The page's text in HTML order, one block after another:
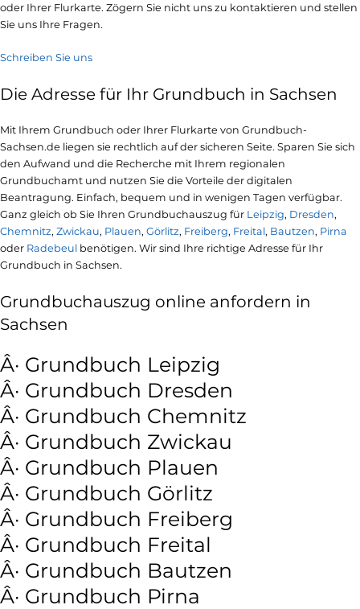
oder Ihrer Flurkarte. Zögern Sie nicht uns zu kontaktieren und stellen
Sie uns Ihre Fragen.
Schreiben Sie uns
Die Adresse für Ihr Grundbuch in Sachsen
Mit Ihrem Grundbuch oder Ihrer Flurkarte von Grundbuch-
Sachsen.de liegen sie rechtlich auf der sicheren Seite. Sparen Sie sich
den Aufwand und die Recherche mit Ihrem regionalen
Grundbuchamt und nutzen Sie die Vorteile der digitalen
Beantragung. Einfach, bequem und in wenigen Tagen verfügbar.
Ganz gleich ob Sie Ihren Grundbuchauszug für Leipzig, Dresden,
Chemnitz, Zwickau, Plauen, Görlitz, Freiberg, Freital, Bautzen, Pirna
oder Radebeul benötigen. Wir sind Ihre richtige Adresse für Ihr
Grundbuch in Sachsen.
Grundbuchauszug online anfordern in
Sachsen
Â· Grundbuch Leipzig
Â· Grundbuch Dresden
Â· Grundbuch Chemnitz
Â· Grundbuch Zwickau
Â· Grundbuch Plauen
Â· Grundbuch Görlitz
Â· Grundbuch Freiberg
Â· Grundbuch Freital
Â· Grundbuch Bautzen
Â· Grundbuch Pirna